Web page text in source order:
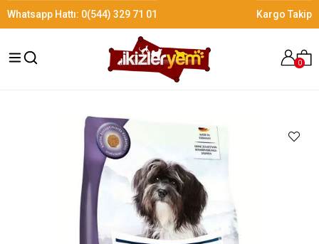
Whatsapp Hattı: 0(544) 329 71 01 Kargo Takip
0